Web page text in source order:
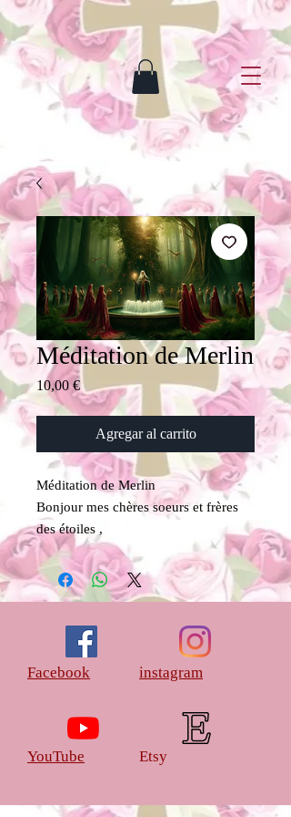
Méditation de Merlin
10,00 €Precio
Agregar al carrito
Méditation de Merlin
Bonjour mes chères soeurs et frères
des étoiles ,
Dimanche 31 Octobre Je vous
propose pour célébrer Samhain Le
nouvel an des sorcières ,de plonger au
Je vous propose une Médiation au
coeur de la magie de Merlin et à
ses pouvoirs (durée une heure )
sacrée de Merlin (nouvelle création
)pour vous relier à la MAGIE DE
foyers ,pour activer vos malas
Facebook
YouTube
instagram
Etsy